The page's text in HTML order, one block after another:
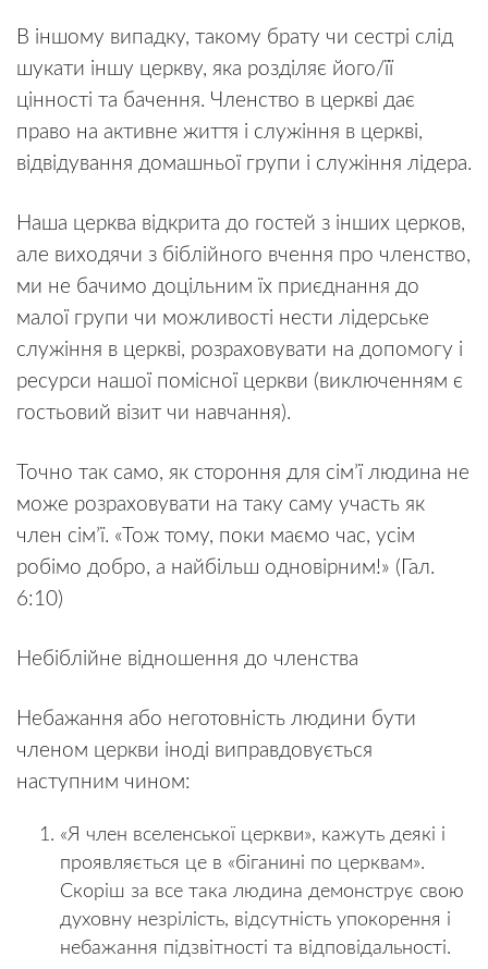
В іншому випадку, такому брату чи сестрі слід
шукати іншу церкву, яка розділяє його/її
цінності та бачення. Членство в церкві дає
право на активне життя і служіння в церкві,
відвідування домашньої групи і служіння лідера.
Наша церква відкрита до гостей з інших церков,
але виходячи з біблійного вчення про членство,
ми не бачимо доцільним їх приєднання до
малої групи чи можливості нести лідерське
служіння в церкві, розраховувати на допомогу і
ресурси нашої помісної церкви (виключенням є
гостьовий візит чи навчання).
Точно так само, як стороння для сім’ї людина не
може розраховувати на таку саму участь як
член сім’ї. «Тож тому, поки маємо час, усім
робімо добро, а найбільш одновірним!» (Гал.
6:10)
Небіблійне відношення до членства
Небажання або неготовність людини бути
членом церкви іноді виправдовується
наступним чином:
«Я член вселенської церкви», кажуть деякі і
проявляється це в «біганині по церквам».
Скоріш за все така людина демонструє свою
духовну незрілість, відсутність упокорення і
небажання підзвітності та відповідальності.